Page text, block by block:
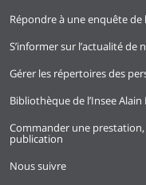
Répondre à une enquête de
S’informer sur l’actualité de
Gérer les répertoires des
Bibliothèque de l’Insee Alain
Commander une
publication
Nous suivre